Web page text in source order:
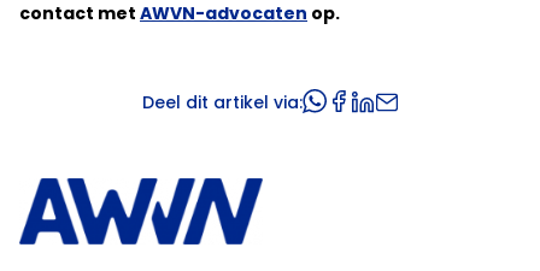
contact met AWVN-advocaten op.
Deel dit artikel via: